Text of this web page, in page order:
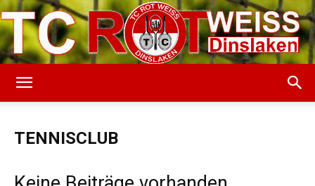
TENNISCLUB